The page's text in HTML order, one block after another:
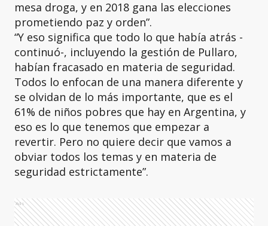
mesa droga, y en 2018 gana las elecciones
prometiendo paz y orden”.
“Y eso significa que todo lo que había atrás -
continuó-, incluyendo la gestión de Pullaro,
habían fracasado en materia de seguridad.
Todos lo enfocan de una manera diferente y
se olvidan de lo más importante, que es el
61% de niños pobres que hay en Argentina, y
eso es lo que tenemos que empezar a
revertir. Pero no quiere decir que vamos a
obviar todos los temas y en materia de
seguridad estrictamente”.
Ads